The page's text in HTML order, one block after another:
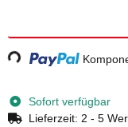
welche für den
Außenbereich
Sofort verfügbar
Lieferzeit: 2 - 5